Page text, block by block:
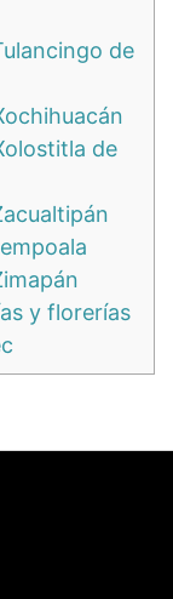
de
de
y florerías